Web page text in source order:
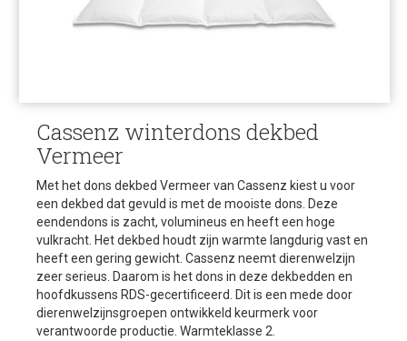
Cassenz winterdons dekbed
Vermeer
Met het dons dekbed Vermeer van Cassenz kiest u voor
een dekbed dat gevuld is met de mooiste dons. Deze
eendendons is zacht, volumineus en heeft een hoge
vulkracht. Het dekbed houdt zijn warmte langdurig vast en
heeft een gering gewicht. Cassenz neemt dierenwelzijn
zeer serieus. Daarom is het dons in deze dekbedden en
hoofdkussens RDS-gecertificeerd. Dit is een mede door
dierenwelzijnsgroepen ontwikkeld keurmerk voor
verantwoorde productie. Warmteklasse 2.